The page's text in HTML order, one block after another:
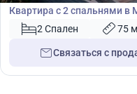
Квартира с 2 спальнями
500462 Спален 75
Связаться с